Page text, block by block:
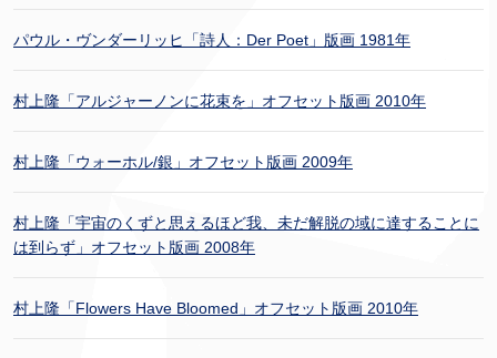
パウル・ヴンダーリッヒ「詩人：Der Poet」版画 1981年
村上隆「アルジャーノンに花束を」オフセット版画 2010年
村上隆「ウォーホル/銀」オフセット版画 2009年
村上隆「宇宙のくずと思えるほど我、未だ解脱の域に達することに
は到らず」オフセット版画 2008年
村上隆「Flowers Have Bloomed」オフセット版画 2010年